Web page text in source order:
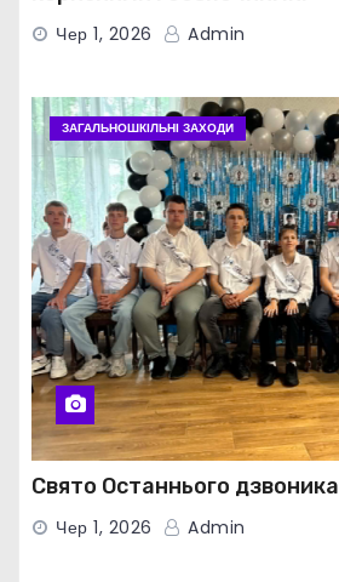
Чер 1, 2026 Admin
ЗАГАЛЬНОШКІЛЬНІ ЗАХОДИ
Свято Останнього дзвоника
Чер 1, 2026 Admin